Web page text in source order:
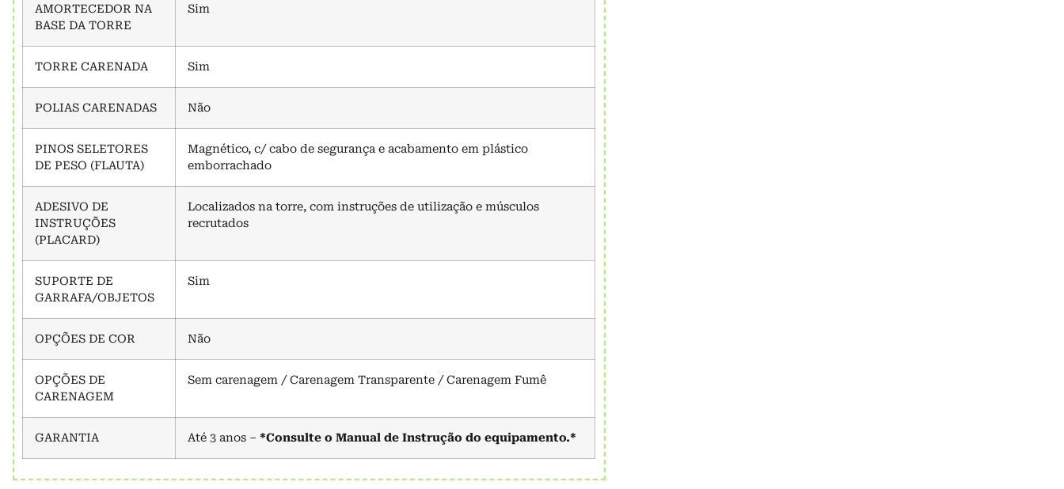
AMORTECEDOR NA
BASE DA TORRE
Sim
TORRE CARENADA Sim
POLIAS CARENADAS Não
PINOS SELETORES
DE PESO (FLAUTA)
Magnético, c/ cabo de segurança e acabamento em plástico
emborrachado
ADESIVO DE
INSTRUÇÕES
(PLACARD)
Localizados na torre, com instruções de utilização e músculos
recrutados
SUPORTE DE
GARRAFA/OBJETOS
Sim
OPÇÕES DE COR Não
OPÇÕES DE
CARENAGEM
Sem carenagem / Carenagem Transparente / Carenagem Fumê
GARANTIA Até 3 anos – *Consulte o Manual de Instrução do equipamento.*